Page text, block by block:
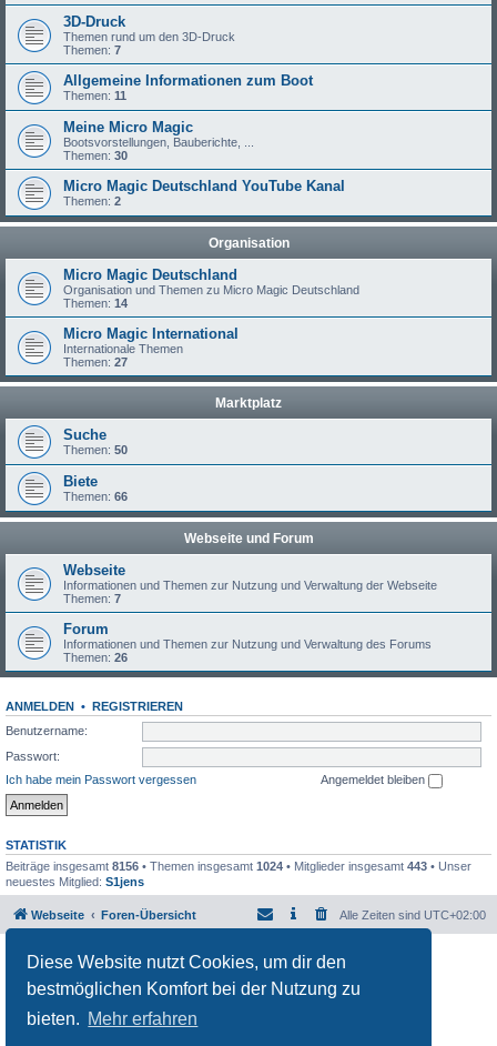
Diese Website nutzt Cookies, um dir den
bestmöglichen Komfort bei der Nutzung zu
bieten. Mehr erfahren
3D-Druck
Themen rund um den 3D-Druck
Themen: 7
Allgemeine Informationen zum Boot
Themen: 11
Meine Micro Magic
Bootsvorstellungen, Bauberichte, ...
Themen: 30
Micro Magic Deutschland YouTube Kanal
Themen: 2
Organisation
Micro Magic Deutschland
Organisation und Themen zu Micro Magic Deutschland
Themen: 14
Micro Magic International
Internationale Themen
Themen: 27
Marktplatz
Suche
Themen: 50
Biete
Themen: 66
Webseite und Forum
Webseite
Informationen und Themen zur Nutzung und Verwaltung der Webseite
Themen: 7
Forum
Informationen und Themen zur Nutzung und Verwaltung des Forums
Themen: 26
ANMELDEN •
REGISTRIEREN
Benutzername:
Passwort:
Ich habe mein Passwort vergessen
Angemeldet bleiben
STATISTIK
Beiträge insgesamt 8156 • Themen insgesamt 1024 • Mitglieder insgesamt 443 • Unser
neuestes Mitglied: S1jens
Webseite Foren-Übersicht Alle Zeiten sind UTC+02:00
Powered by phpBB
® Forum Software © phpBB Limited
Datenschutz|Nutzungsbedingungen